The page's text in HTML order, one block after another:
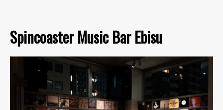
Spincoaster Music Bar Ebisu